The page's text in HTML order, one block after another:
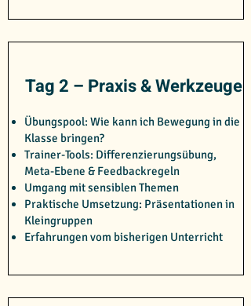
Tag 2 – Praxis & Werkzeuge
Übungspool: Wie kann ich Bewegung in die
Klasse bringen?
Trainer-Tools: Differenzierungsübung,
Meta-Ebene & Feedbackregeln
Umgang mit sensiblen Themen
Praktische Umsetzung: Präsentationen in
Kleingruppen
Erfahrungen vom bisherigen Unterricht